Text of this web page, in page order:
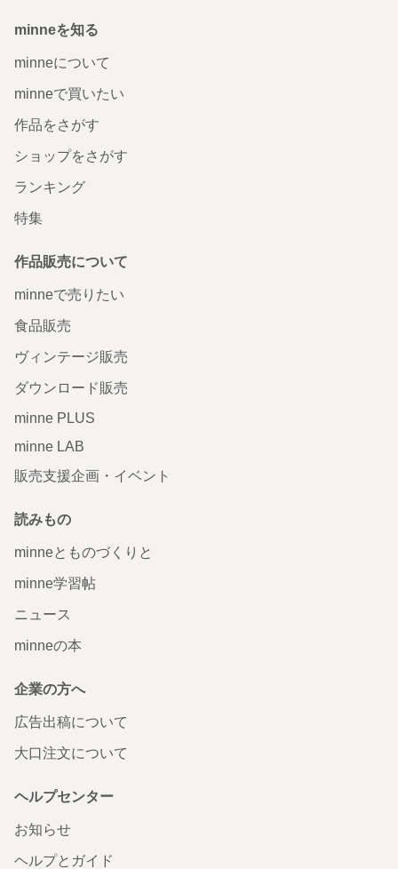
minneを知る
minneについて
minneで買いたい
作品をさがす
ショップをさがす
ランキング
特集
作品販売について
minneで売りたい
食品販売
ヴィンテージ販売
ダウンロード販売
minne PLUS
minne LAB
販売支援企画・イベント
読みもの
minneとものづくりと
minne学習帖
ニュース
minneの本
企業の方へ
広告出稿について
大口注文について
ヘルプセンター
お知らせ
ヘルプとガイド